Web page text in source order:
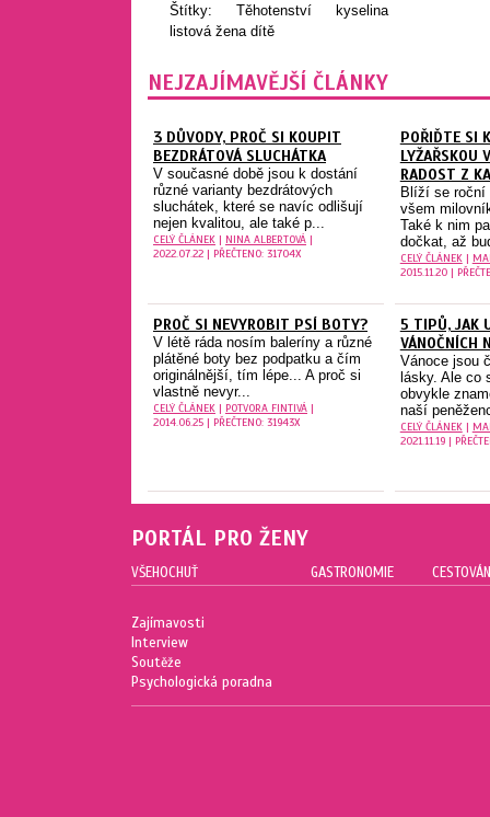
Štítky: Těhotenství
kyselina
listová žena dítě
NEJZAJÍMAVĚJŠÍ ČLÁNKY
3 DŮVODY, PROČ SI KOUPIT
BEZDRÁTOVÁ SLUCHÁTKA
V současné době jsou k dostání
různé varianty bezdrátových
sluchátek, které se navíc odlišují
nejen kvalitou, ale také p...
CELÝ ČLÁNEK | NINA ALBERTOVÁ |
2022.07.22 | PŘEČTENO: 31704X
POŘIĎTE SI
LYŽAŘSKOU
RADOST Z
Blíží se roční
všem
Také k nim
dočkat, až
CELÝ ČLÁNEK|
2015.11.20 |
PROČ SI NEVYROBIT PSÍ BOTY?
V létě ráda nosím baleríny a různé
plátěné boty bez podpatku a čím
originálnější, tím lépe... A proč si
vlastně nevyr...
CELÝ ČLÁNEK | POTVORA FINTIVÁ |
2014.06.25 | PŘEČTENO: 31943X
5 TIPŮ, JAK
VÁNOČNÍCH
Vánoce jsou
lásky. Ale co
obvykle
naší
CELÝ ČLÁNEK|
2021.11.19 |
PORTÁL PRO ŽENY
VŠEHOCHUŤ
Zajímavosti
Interview
Soutěže
Psychologická poradna
GASTRONOMIE